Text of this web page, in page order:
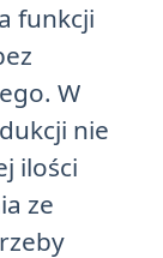
funkcji
W
nie
ilości
ze